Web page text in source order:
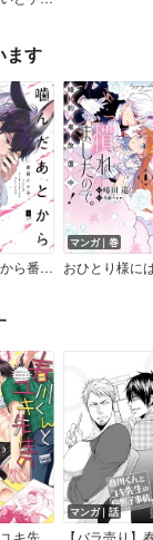
ます
噛んだあとから番になるには【単行本版】【電子限定描き下ろし漫画付き】
マンガ｜巻
春川くんとユキ先生の腐男子事情。【電子限定特典漫画付き】
マンガ｜話